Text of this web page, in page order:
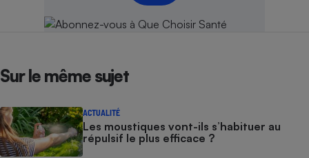
Sur le même sujet
ACTUALITÉ
Les moustiques vont-ils s’habituer au
répulsif le plus efficace ?